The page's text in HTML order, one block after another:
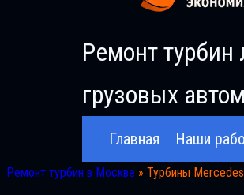
Ремонт турбин
грузовых
Главная Наши
Ремонт турбин в Москве » Турбины